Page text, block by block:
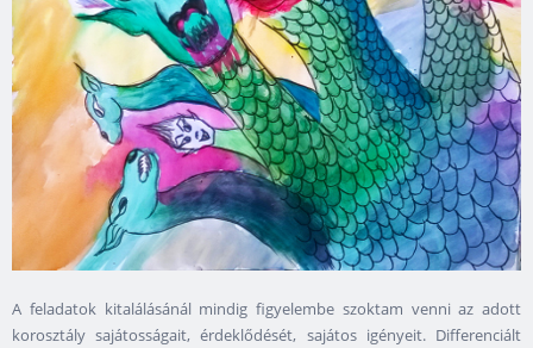
A feladatok kitalálásánál mindig figyelembe szoktam venni az adott
korosztály sajátosságait, érdeklődését, sajátos igényeit. Differenciált